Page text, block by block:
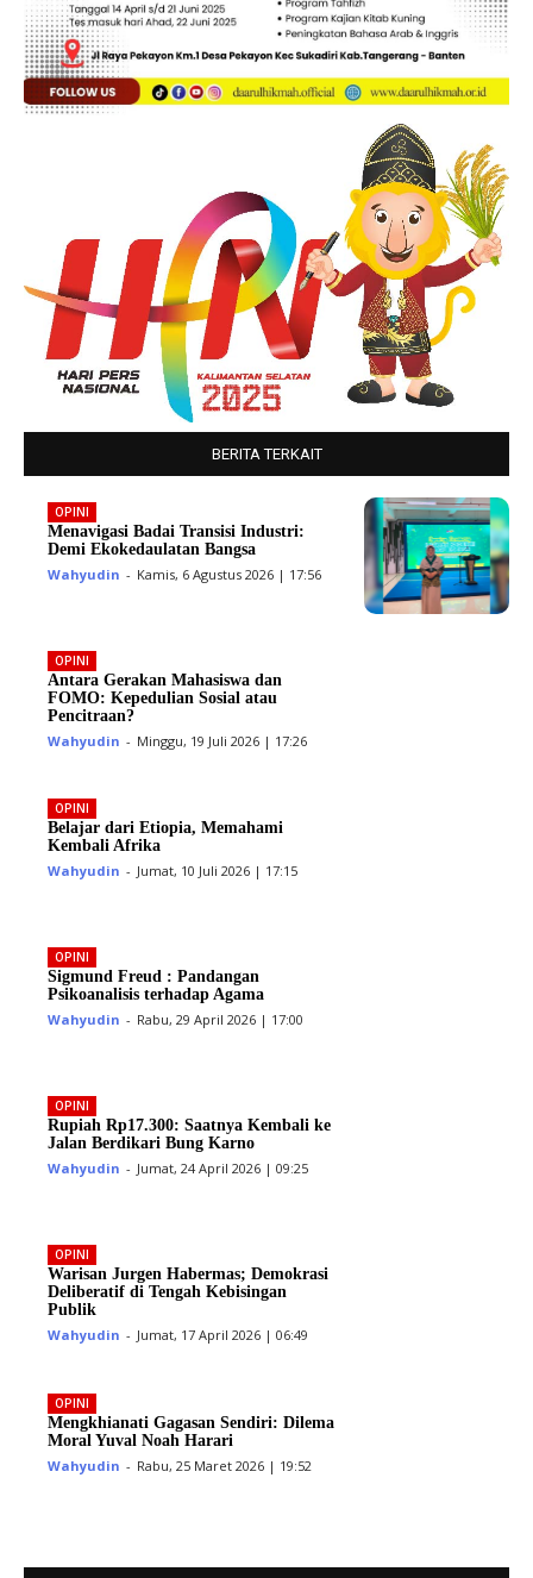
BERITA TERKAIT
OPINI
Menavigasi Badai Transisi Industri:
Demi Ekokedaulatan Bangsa
Wahyudin - Kamis, 6 Agustus 2026 | 17:56
OPINI
Antara Gerakan Mahasiswa dan
FOMO: Kepedulian Sosial atau
Pencitraan?
Wahyudin - Minggu, 19 Juli 2026 | 17:26
OPINI
Belajar dari Etiopia, Memahami
Kembali Afrika
Wahyudin - Jumat, 10 Juli 2026 | 17:15
OPINI
Sigmund Freud : Pandangan
Psikoanalisis terhadap Agama
Wahyudin - Rabu, 29 April 2026 | 17:00
OPINI
Rupiah Rp17.300: Saatnya Kembali ke
Jalan Berdikari Bung Karno
Wahyudin - Jumat, 24 April 2026 | 09:25
OPINI
Warisan Jurgen Habermas; Demokrasi
Deliberatif di Tengah Kebisingan
Publik
Wahyudin - Jumat, 17 April 2026 | 06:49
OPINI
Mengkhianati Gagasan Sendiri: Dilema
Moral Yuval Noah Harari
Wahyudin - Rabu, 25 Maret 2026 | 19:52